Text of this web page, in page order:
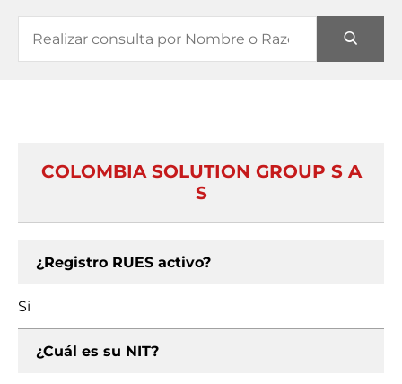
COLOMBIA SOLUTION GROUP S A
S
¿Registro RUES activo?
Si
¿Cuál es su NIT?